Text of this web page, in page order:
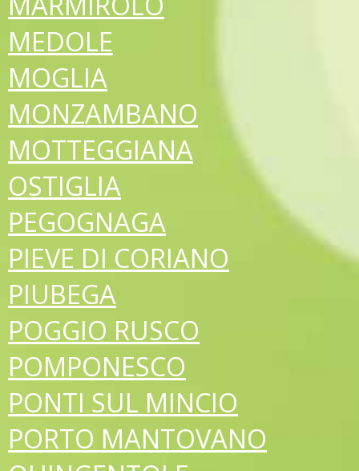
MEDOLE
MOGLIA
MONZAMBANO
MOTTEGGIANA
OSTIGLIA
PEGOGNAGA
PIEVE DI CORIANO
PIUBEGA
POGGIO RUSCO
POMPONESCO
PONTI SUL MINCIO
PORTO MANTOVANO